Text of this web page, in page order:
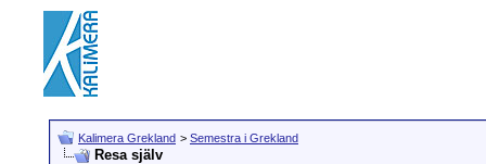
Kalimera Grekland > Semestra i Grekland
Resa själv